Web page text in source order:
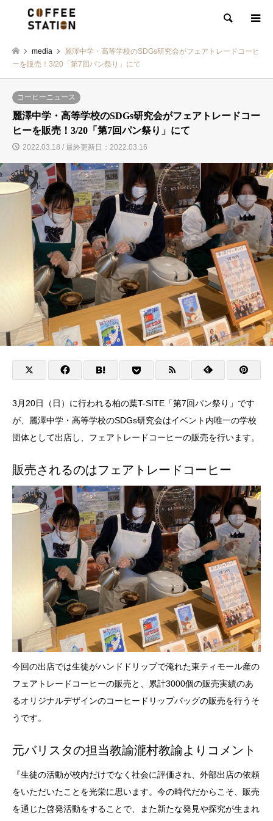
検索
media
麗澤中学・高等学校のSDGs研究会がフェアトレードコーヒ
ーを販売！3/20「第7回パン祭り」にて
コーヒーニュース
麗澤中学・高等学校のSDGs研究会がフェアトレードコー
ヒーを販売！3/20「第7回パン祭り」にて
2022.03.18 / 最終更新日：2022.03.16
3月20日（日）に行われる柏の葉T-SITE「第7回パン祭り」です
が、麗澤中学・高等学校のSDGs研究会はイベント内唯一の学校
団体として出店し、フェアトレードコーヒーの販売を行います。
販売されるのはフェアトレードコーヒー
今回の出店では生徒がハンドドリップで淹れた東ティモール産の
フェアトレードコーヒーの販売と、累計3000個の販売実績のあ
るオリジナルデザインのコーヒードリップバッグの販売を行うそ
うです。
元バリスタの担当教諭瀧村教諭よりコメント
『生徒の活動が校内だけでなく社会に評価され、外部出店の依頼
をいただいたことを光栄に思います。今の時代だからこそ、販売
を通じた啓発活動をすることで、また新たな発見や探究が生まれ